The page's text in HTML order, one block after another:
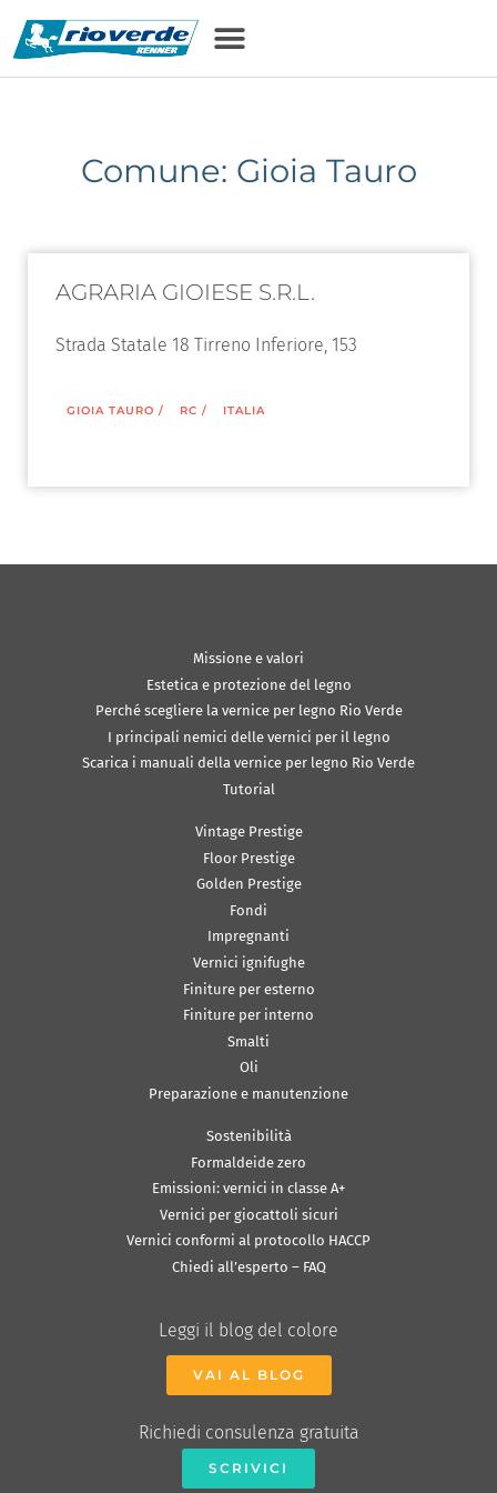
Comune: Gioia Tauro
AGRARIA GIOIESE S.R.L.
Strada Statale 18 Tirreno Inferiore, 153
GIOIA TAURO / RC / ITALIA
Missione e valori
Estetica e protezione del legno
Perché scegliere la vernice per legno Rio Verde
I principali nemici delle vernici per il legno
Scarica i manuali della vernice per legno Rio Verde
Tutorial
Vintage Prestige
Floor Prestige
Golden Prestige
Fondi
Impregnanti
Vernici ignifughe
Finiture per esterno
Finiture per interno
Smalti
Oli
Preparazione e manutenzione
Sostenibilità
Formaldeide zero
Emissioni: vernici in classe A+
Vernici per giocattoli sicuri
Vernici conformi al protocollo HACCP
Chiedi all’esperto – FAQ
Leggi il blog del colore
VAI AL BLOG
Richiedi consulenza gratuita
SCRIVICI